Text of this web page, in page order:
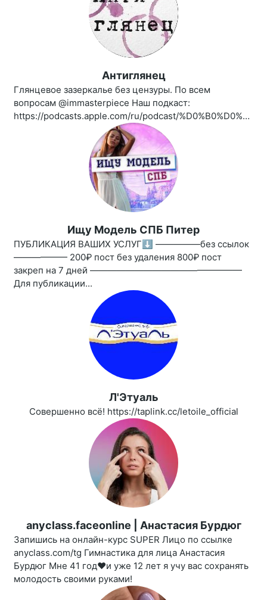
Антиглянец
Глянцевое зазеркалье без цензуры. По всем
вопросам @immasterpiece Наш подкаст:
https://podcasts.apple.com/ru/podcast/%D0%B0%D0%BD%D1%82%D0%B8%D0%B3%D0%BB%D1%8F%D0%BD%D0%B5%D1%86/id1461850339
Ищу Модель СПБ Питер
ПУБЛИКАЦИЯ ВАШИХ УСЛУГ⬇️ —————без ссылок
—————— 200₽ пост без удаления 800₽ пост
закреп на 7 дней —————————————————
Для публикации...
Л'Этуаль
Совершенно всё! https://taplink.cc/letoile_official
anyclass.faceonline | Анастасия Бурдюг
Запишись на онлайн-курс SUPER Лицо по ссылке
anyclass.com/tg Гимнастика для лица Анастасия
Бурдюг Мне 41 год❤️и уже 12 лет я учу вас сохранять
молодость своими руками!